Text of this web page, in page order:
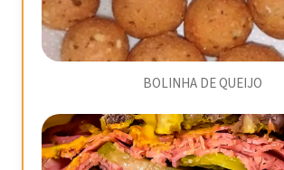
BOLINHA DE QUEIJO